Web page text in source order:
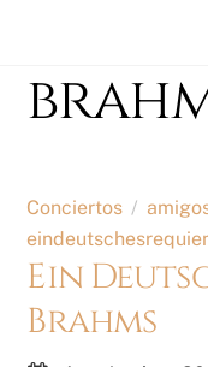
Conciertos
Ein
Brahms